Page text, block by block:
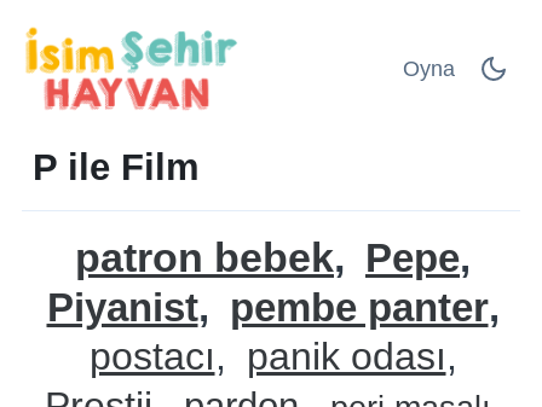
Oyna
P ile Film
patron bebek
Pepe
Piyanist
pembe panter
postacı
panik odası